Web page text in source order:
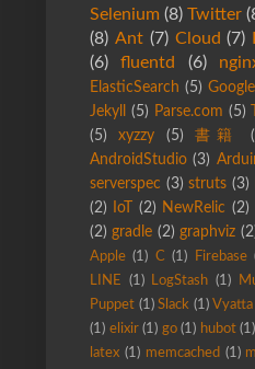
Selenium (8) Twitter
(8) Ant (7) Cloud (7)
(6)
fluentd (6)
ElasticSearch (5) Google
Jekyll
(5) Parse.com (5)
(5)
xyzzy (5) 書籍
AndroidStudio (3)
serverspec (3) struts (3)
(2)
IoT (2) NewRelic (2)
(2) gradle (2) graphviz
Apple (1) C (1) Firebase
LINE
(1) LogStash (1)
Puppet (1) Slack (1) Vyatta
(1) elixir (1) go (1) hubot (1)
latex (1) memcached (1)